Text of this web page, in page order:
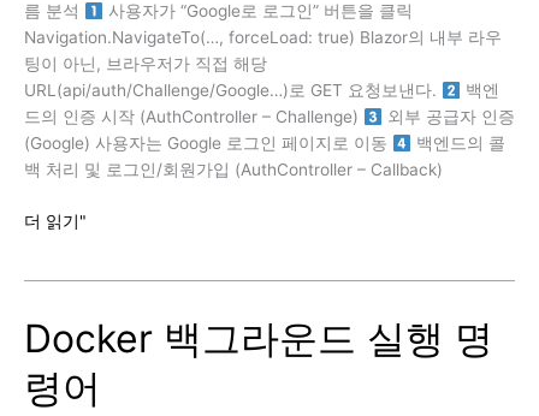
름 분석
사용자가 “Google로 로그인” 버튼을 클릭
Navigation.NavigateTo(…, forceLoad: true) Blazor의 내부 라우
팅이 아닌, 브라우저가 직접 해당
URL(api/auth/Challenge/Google…)로 GET 요청보낸다.
백엔
드의 인증 시작 (AuthController – Challenge)
외부 공급자 인증
(Google) 사용자는 Google 로그인 페이지로 이동
백엔드의 콜
백 처리 및 로그인/회원가입 (AuthController – Callback)
ASP.NET
활
용
한
구
더 읽기"
Docker 백그라운드 실행 명
령어